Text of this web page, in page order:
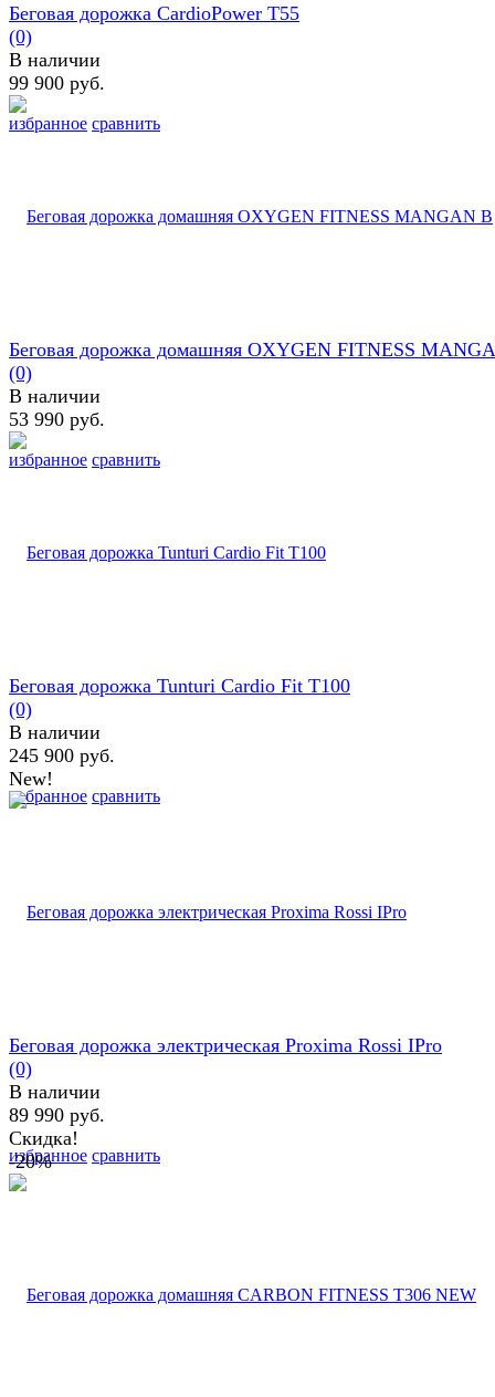
избранное сравнить
Беговая дорожка CardioPower T55
(0)
В наличии
99 900 руб.
избранное сравнить
Беговая дорожка домашняя OXYGEN FITNESS
(0)
В наличии
53 990 руб.
избранное сравнить
Беговая дорожĸа Tunturi Cardio Fit T100
(0)
В наличии
245 900 руб.
New!
избранное сравнить
Беговая дорожка электрическая Proxima Rossi IPro
(0)
В наличии
89 990 руб.
Скидка!
-20%